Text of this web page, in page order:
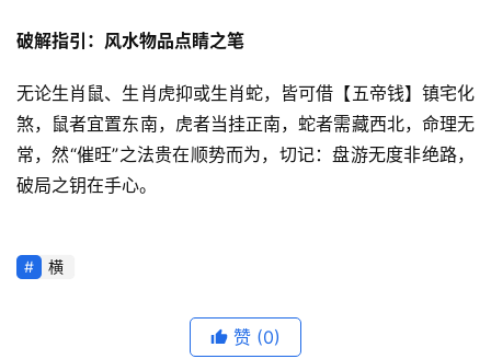
破解指引：风水物品点睛之笔
无论生肖鼠、生肖虎抑或生肖蛇，皆可借【五帝钱】镇宅化
煞，鼠者宜置东南，虎者当挂正南，蛇者需藏西北，命理无
常，然“催旺”之法贵在顺势而为，切记：盘游无度非绝路，
破局之钥在手心。
横
赞 (0)